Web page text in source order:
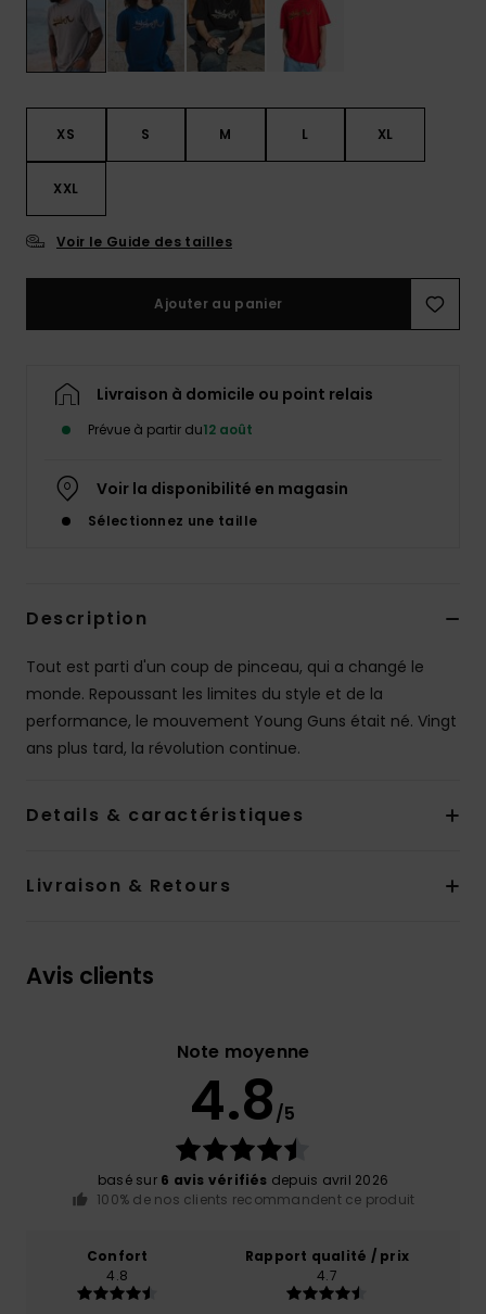
et notre
formulaire
de
contact.
la FAQ
XS S M L XL
XXL
Voir le Guide des tailles
Ajouter au panier
Livraison à domicile ou point relais
Prévue à partir du12 août
Voir la disponibilité en magasin
Sélectionnez une taille
Description
Tout est parti d'un coup de pinceau, qui a changé le
monde. Repoussant les limites du style et de la
performance, le mouvement Young Guns était né. Vingt
ans plus tard, la révolution continue.
Details & caractéristiques
Livraison & Retours
Avis clients
Note moyenne
4.8/5
basé sur 6 avis vérifiés depuis avril 2026
100% de nos clients recommandent ce produit
Confort
4.8
Rapport qualité / prix
4.7